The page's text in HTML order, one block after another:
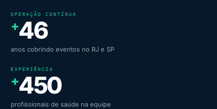
OPERAÇÃO CONTÍNUA
+46
anos cobrindo eventos no RJ e SP
EXPERIÊNCIA
+450
profissionais de saúde na equipe